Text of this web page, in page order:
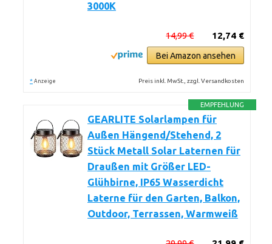
3000K
12,74 €
14,99 €
Bei Amazon ansehen
* Anzeige Preis inkl. MwSt., zzgl. Versandkosten
EMPFEHLUNG
GEARLITE Solarlampen für
Außen Hängend/Stehend, 2
Stück Metall Solar Laternen für
Draußen mit Größer LED-
Glühbirne, IP65 Wasserdicht
Laterne für den Garten, Balkon,
Outdoor, Terrassen, Warmweiß